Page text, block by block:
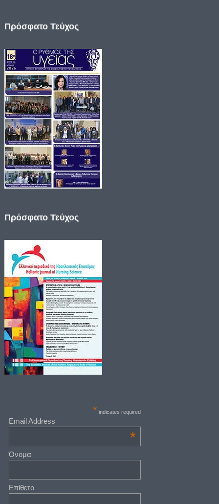
Πρόσφατο Τεύχος
Πρόσφατο Τεύχος
* indicates required
Email Address
*
Όνομα
Επίθετο